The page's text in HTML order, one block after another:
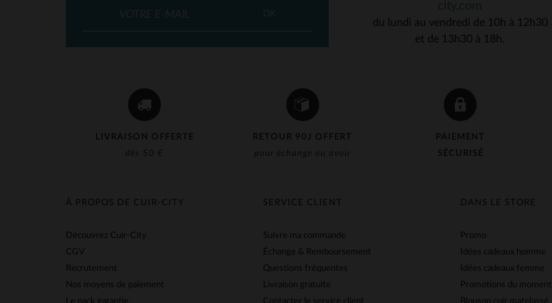
LIVRAISON OFFERTE
dès 50 €
RETOUR 90J OFFERT
pour échange ou avoir
PAIEMENT
SÉCURISÉ
OK
du lundi au vendredi de 10h à 12h30
et de 13h30 à 18h.
SERVICE CLIENT
Suivre ma commande
Échange & Remboursement
Questions fréquentes
Livraison gratuite
DANS LE STORE
Promo
Idées cadeaux homme
Idées cadeaux femme
Promotions du moment
À PROPOS DE CUIR-CITY
Découvrez Cuir-City
CGV
Recrutement
Nos moyens de paiement